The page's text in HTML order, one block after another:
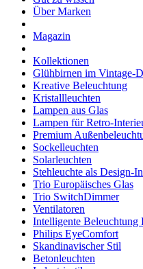
Über Marken
Magazin
Kollektionen
Glühbirnen im Vintage-
Kreative Beleuchtung
Kristallleuchten
Lampen aus Glas
Lampen für Retro-
Premium
Sockelleuchten
Solarleuchten
Stehleuchte als Design-
Trio Europäisches Glas
Trio SwitchDimmer
Ventilatoren
Intelligente Beleuchtung
Philips EyeComfort
Skandinavischer Stil
Betonleuchten